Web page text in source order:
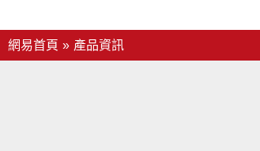
網易首頁 產品資訊